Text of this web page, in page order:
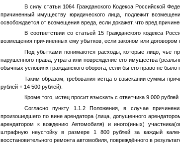
В силу статьи 1064 Гражданского Кодекса Российской
причиненный имуществу юридического лица, подлежит
освобождается от возмещения вреда, если докажет, что вред
В соответствии со статьей 15 Гражданского кодекса
возмещения причиненных ему убытков, если законом или
Под убытками понимаются расходы, которые лицо, чье
нарушенного права, утрата или повреждение его имущества
обычных условиях гражданского оборота, если бы его право не
Таким образом, требования истца о взыскании суммы
рублей + 14 500 рублей).
Кроме того, истец просит взыскать с ответчика 9 000
Согласно пункту 1.1.2 Положения, в случае
произошедшего по вине арендатора (лица, допущенного
арендатором к вождению Автомобиля) и иного(иных)
штрафную неустойку в размере 1 800 рублей за каждый
восстановительного ремонта автомобиля, повреждённого в